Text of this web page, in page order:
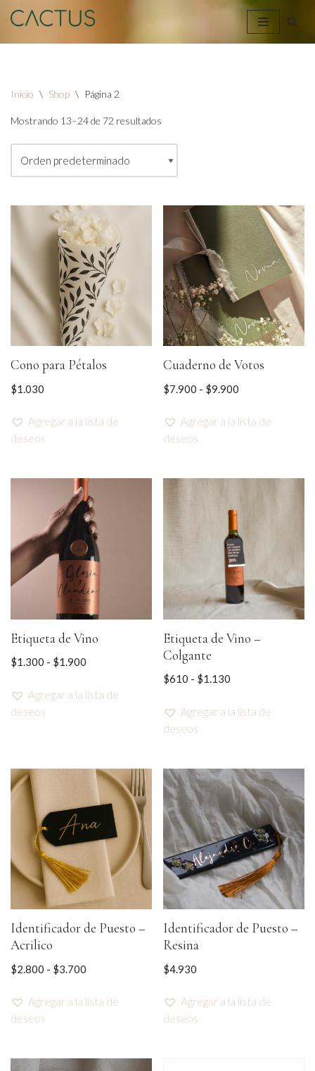
Inicio \ Shop \ Página 2
Mostrando 13–24 de 72 resultados
Cono para Pétalos
$1.030
Agregar a la lista de
deseos
Cuaderno de Votos
$7.900 - $9.900
Agregar a la lista de
deseos
Etiqueta de Vino
$1.300 - $1.900
Agregar a la lista de
deseos
Etiqueta de Vino –
Colgante
$610 - $1.130
Agregar a la lista de
deseos
Identificador de Puesto –
Acrilico
$2.800 - $3.700
Agregar a la lista de
deseos
Identificador de Puesto –
Resina
$4.930
Agregar a la lista de
deseos